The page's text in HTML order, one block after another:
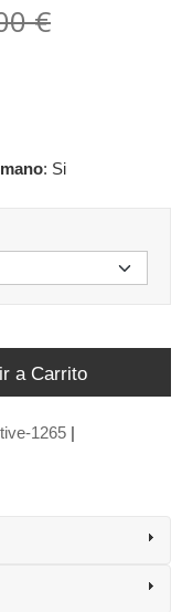
€
: Si
a Carrito
1265 |